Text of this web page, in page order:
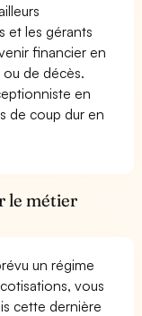
et les gérants
financier en
de décès.
en
de coup dur en
le métier
un régime
vous
cette dernière